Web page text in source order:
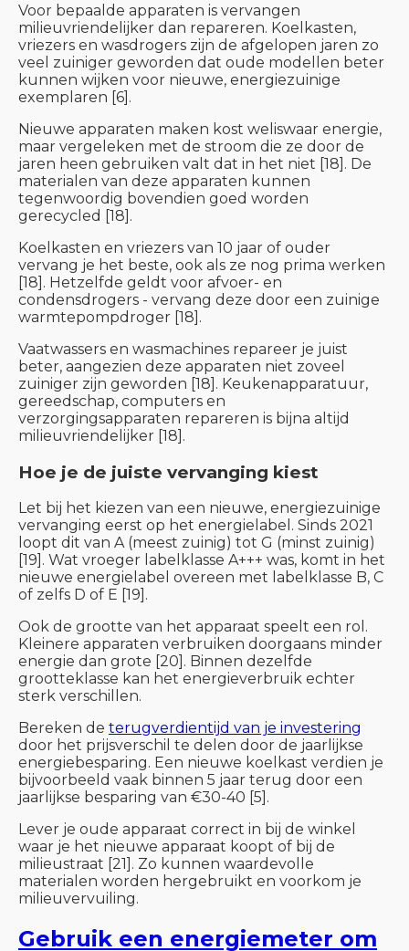
Voor bepaalde apparaten is vervangen
milieuvriendelijker dan repareren. Koelkasten,
vriezers en wasdrogers zijn de afgelopen jaren zo
veel zuiniger geworden dat oude modellen beter
kunnen wijken voor nieuwe, energiezuinige
exemplaren [6].
Nieuwe apparaten maken kost weliswaar energie,
maar vergeleken met de stroom die ze door de
jaren heen gebruiken valt dat in het niet [18]. De
materialen van deze apparaten kunnen
tegenwoordig bovendien goed worden
gerecycled [18].
Koelkasten en vriezers van 10 jaar of ouder
vervang je het beste, ook als ze nog prima werken
[18]. Hetzelfde geldt voor afvoer- en
condensdrogers - vervang deze door een zuinige
warmtepompdroger [18].
Vaatwassers en wasmachines repareer je juist
beter, aangezien deze apparaten niet zoveel
zuiniger zijn geworden [18]. Keukenapparatuur,
gereedschap, computers en
verzorgingsapparaten repareren is bijna altijd
milieuvriendelijker [18].
Hoe je de juiste vervanging kiest
Let bij het kiezen van een nieuwe, energiezuinige
vervanging eerst op het energielabel. Sinds 2021
loopt dit van A (meest zuinig) tot G (minst zuinig)
[19]. Wat vroeger labelklasse A+++ was, komt in het
nieuwe energielabel overeen met labelklasse B, C
of zelfs D of E [19].
Ook de grootte van het apparaat speelt een rol.
Kleinere apparaten verbruiken doorgaans minder
energie dan grote [20]. Binnen dezelfde
grootteklasse kan het energieverbruik echter
sterk verschillen.
Bereken de terugverdientijd van je investering
door het prijsverschil te delen door de jaarlijkse
energiebesparing. Een nieuwe koelkast verdien je
bijvoorbeeld vaak binnen 5 jaar terug door een
jaarlijkse besparing van €30-40 [5].
Lever je oude apparaat correct in bij de winkel
waar je het nieuwe apparaat koopt of bij de
milieustraat [21]. Zo kunnen waardevolle
materialen worden hergebruikt en voorkom je
milieuvervuiling.
Gebruik een energiemeter om